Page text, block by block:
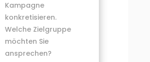
Kampagne
konkretisieren.
Welche Zielgruppe
möchten Sie
ansprechen?